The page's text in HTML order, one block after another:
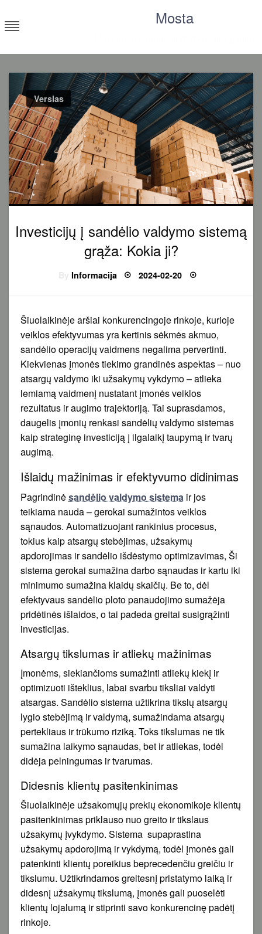
to
content
Mosta
Verslas
Investicijų į sandėlio valdymo sistemą
grąža: Kokia ji?
Informacija Posted
on
2024-02-20
Šiuolaikinėje aršiai konkurencingoje rinkoje, kurioje
veiklos efektyvumas yra kertinis sėkmės akmuo,
sandėlio operacijų vaidmens negalima pervertinti.
Kiekvienas įmonės tiekimo grandinės aspektas – nuo
atsargų valdymo iki užsakymų vykdymo – atlieka
lemiamą vaidmenį nustatant įmonės veiklos
rezultatus ir augimo trajektoriją. Tai suprasdamos,
daugelis įmonių renkasi sandėlių valdymo sistemas
kaip strateginę investiciją į ilgalaikį taupymą ir tvarų
augimą.
Išlaidų mažinimas ir efektyvumo didinimas
Pagrindinėsandėlio valdymo sistema ir jos
teikiama nauda – gerokai sumažintos veiklos
sąnaudos. Automatizuojant rankinius procesus,
tokius kaip atsargų stebėjimas, užsakymų
apdorojimas ir sandėlio išdėstymo optimizavimas, Ši
sistema gerokai sumažina darbo sąnaudas ir kartu iki
minimumo sumažina klaidų skaičių. Be to, dėl
efektyvaus sandėlio ploto panaudojimo sumažėja
pridėtinės išlaidos, o tai padeda greitai susigrąžinti
investicijas.
Atsargų tikslumas ir atliekų mažinimas
Įmonėms, siekiančioms sumažinti atliekų kiekį ir
optimizuoti išteklius, labai svarbu tiksliai valdyti
atsargas. Sandėlio sistema užtikrina tikslų atsargų
lygio stebėjimą ir valdymą, sumažindama atsargų
pertekliaus ir trūkumo riziką. Toks tikslumas ne tik
sumažina laikymo sąnaudas, bet ir atliekas, todėl
didėja pelningumas ir tvarumas.
Didesnis klientų pasitenkinimas
Šiuolaikinėje užsakomųjų prekių ekonomikoje klientų
pasitenkinimas priklauso nuo greito ir tikslaus
užsakymų įvykdymo. Sistema supaprastina
užsakymų apdorojimą ir vykdymą, todėl įmonės gali
patenkinti klientų poreikius beprecedenčiu greičiu ir
tikslumu. Užtikrindamos greitesnį pristatymo laiką ir
didesnį užsakymų tikslumą, įmonės gali puoselėti
klientų lojalumą ir stiprinti savo konkurencinę padėtį
rinkoje.